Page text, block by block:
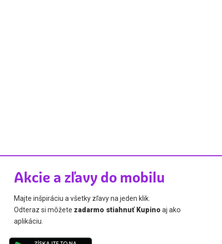
Akcie a zľavy do mobilu
Majte inšpiráciu a všetky zľavy na jeden klik.
Odteraz si môžete zadarmo stiahnuť Kupinoaj ako
aplikáciu.